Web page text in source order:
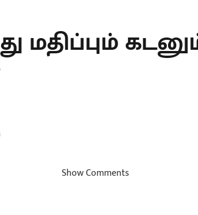
மதிப்பும்
Show Comments